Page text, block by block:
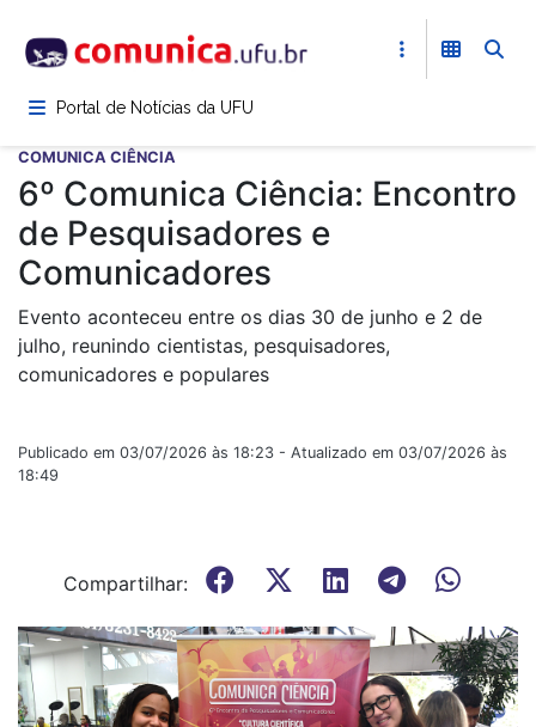
para
conteúdoPortal de Notícias da UFU
COMUNICA CIÊNCIA
6º Comunica Ciência: Encontro
de Pesquisadores e
Comunicadores
Evento aconteceu entre os dias 30 de junho e 2 de
julho, reunindo cientistas, pesquisadores,
comunicadores e populares
Publicado em 03/07/2026 às 18:23 - Atualizado em 03/07/2026 às
18:49
Compartilhar: